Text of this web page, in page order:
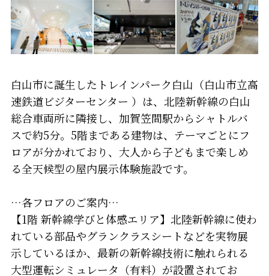
白山市に誕生したトレインパーク白山（白山市立高
速鉄道ビジターセンター ）は、北陸新幹線の白山
総合車両所に隣接し、加賀笠間駅からシャトルバ
スで約5分。5階まである建物は、テーマごとにフ
ロアが分かれており、大人から子どもまで楽しめ
る全天候型の屋内展示体験施設です。
…各フロアのご案内…
【1階 新幹線学びと体感エリア】北陸新幹線に使わ
れている部品やグランクラスシートなどを実物展
示しているほか、最新の新幹線技術に触れられる
大型運転シミュレータ（有料）が設置されてお